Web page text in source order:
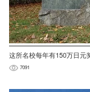
这所名校每年有150万日元
7091